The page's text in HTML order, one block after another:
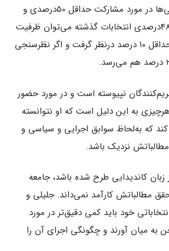
پیش‌بینی این نظرسنجی‌ها در مورد مشارکت حداقل 50درصدی و
مقایسه آن با مشارکت 48درصدی انتخابات گذشته می‌توان ظرفیت
مردّدین در انتخابات را حداقل ۱۰ درصد درنظر گرفت و اگر نظرسنجی
نپیوسته است و در مورد حضور
هرچیزی به این دلیل است که او نتوانسته
کند که به‌لحاظ سوابق اجرایی و سیاسی و
نزدیک باشد.
زبان کاندیدایی طرح شده باشد، جامعه
مطالباتش کارآمد نمی‌داند. جلیلی و
خود باید کمی دقیق‌تر در مورد
میان آورند و چگونگی اجرای آن را